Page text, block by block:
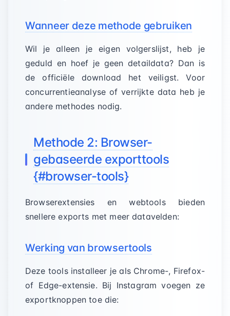
Wanneer deze methode gebruiken
Wil je alleen je eigen volgerslijst, heb je
geduld en hoef je geen detaildata? Dan is
de officiële download het veiligst. Voor
concurrentieanalyse of verrijkte data heb je
andere methodes nodig.
Methode 2: Browser-
gebaseerde exporttools
{#browser-tools}
Browserextensies en webtools bieden
snellere exports met meer datavelden:
Werking van browsertools
Deze tools installeer je als Chrome-, Firefox-
of Edge-extensie. Bij Instagram voegen ze
exportknoppen toe die: